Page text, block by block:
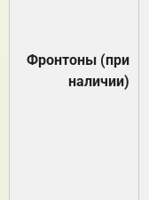
Фронтоны (при
наличии)